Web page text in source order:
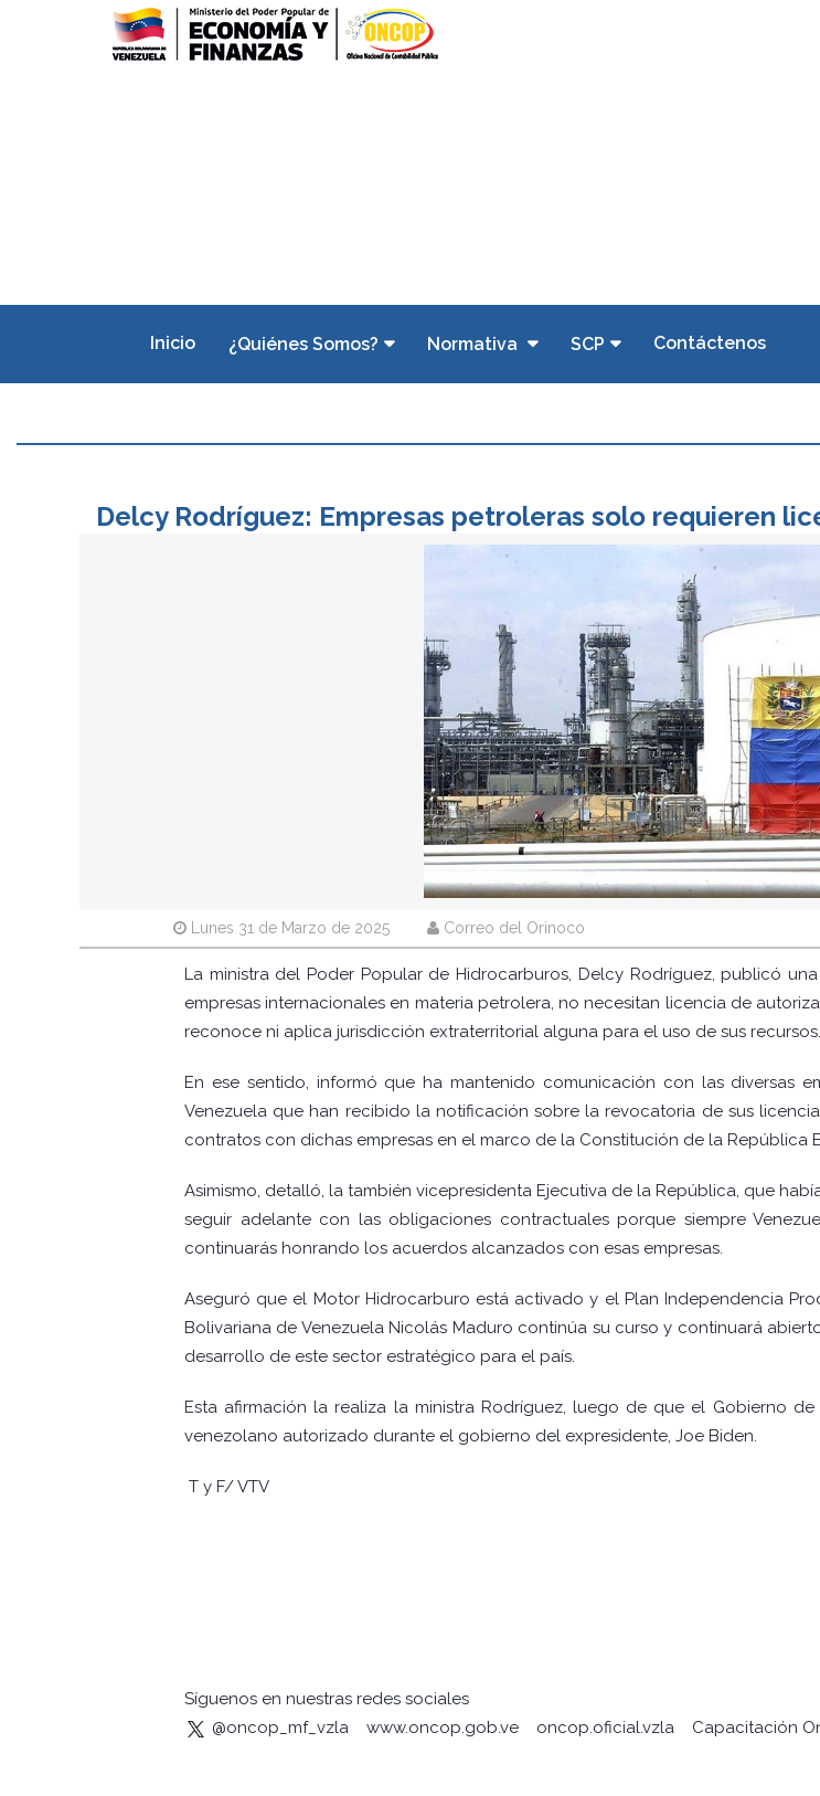
Inicio ¿Quiénes Somos? Normativa SCP Contáctenos
Delcy Rodríguez: Empresas petroleras solo requieren
Lunes 31 de Marzo de 2025 Correo del Orinoco
La ministra del Poder Popular de Hidrocarburos, Delcy Rodríguez, publicó
empresas internacionales en materia petrolera, no necesitan licencia de
reconoce ni aplica jurisdicción extraterritorial alguna para el uso de sus recursos.
En ese sentido, informó que ha mantenido comunicación con las diversas
Venezuela que han recibido la notificación sobre la revocatoria de sus
contratos con dichas empresas en el marco de la Constitución de la República
Asimismo, detalló, la también vicepresidenta Ejecutiva de la República, que
seguir adelante con las obligaciones contractuales porque siempre
continuarás honrando los acuerdos alcanzados con esas empresas.
Aseguró que el Motor Hidrocarburo está activado y el Plan Independencia
Bolivariana de Venezuela Nicolás Maduro continúa su curso y continuará
desarrollo de este sector estratégico para el país.
Esta afirmación la realiza la ministra Rodríguez, luego de que el Gobierno
venezolano autorizado durante el gobierno del expresidente, Joe Biden.
T y F/ VTV
Síguenos en nuestras redes sociales
@oncop_mf_vzla
www.oncop.gob.ve oncop.oficial.vzla Capacitación